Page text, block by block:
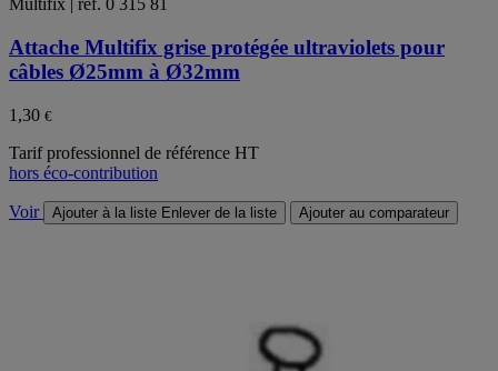
Multifix | ref. 0 315 81
Attache Multifix grise protégée ultraviolets pour
câbles Ø25mm à Ø32mm
1,30 €
Tarif professionnel de référence HT
hors éco-contribution
Voir Ajouter à la liste Enlever de la liste Ajouter au comparateur